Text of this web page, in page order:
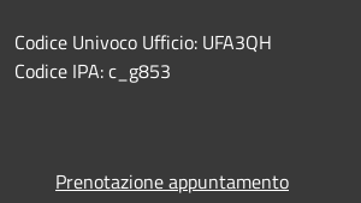
Codice Univoco Ufficio: UFA3QH
Codice IPA: c_g853
Prenotazione appuntamento